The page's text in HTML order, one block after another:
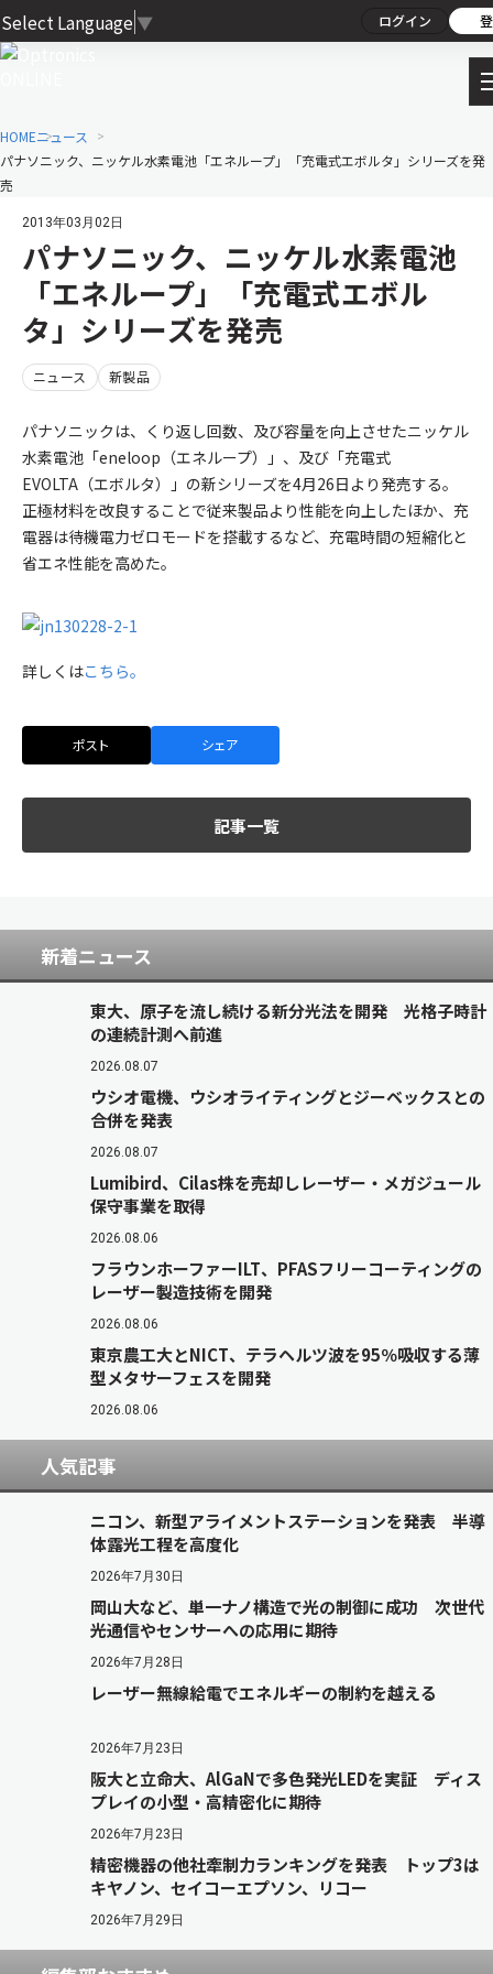
Select Language ▼ ログイン
HOMEニュース
パナソニック、ニッケル水素電池「エネループ」「充電式エボルタ」シリーズを発
売
2013年03月02日
パナソニック、ニッケル水素電池
「エネループ」「充電式エボル
タ」シリーズを発売
ニュース 新製品
パナソニックは、くり返し回数、及び容量を向上させたニッケル
水素電池「eneloop（エネループ）」、及び「充電式
EVOLTA（エボルタ）」の新シリーズを4月26日より発売する。
正極材料を改良することで従来製品より性能を向上したほか、充
電器は待機電力ゼロモードを搭載するなど、充電時間の短縮化と
省エネ性能を高めた。
詳しくはこちら。
ポスト シェア
記事一覧
新着ニュース
東大、原子を流し続ける新分光法を開発 光格子時計
の連続計測へ前進
2026.08.07
ウシオ電機、ウシオライティングとジーベックスとの
合併を発表
2026.08.07
Lumibird、Cilas株を売却しレーザー・メガジュール
保守事業を取得
2026.08.06
フラウンホーファーILT、PFASフリーコーティングの
レーザー製造技術を開発
2026.08.06
東京農工大とNICT、テラヘルツ波を95％吸収する薄
型メタサーフェスを開発
2026.08.06
人気記事
ニコン、新型アライメントステーションを発表 半導
体露光工程を高度化
2026年7月30日
岡山大など、単一ナノ構造で光の制御に成功 次世代
光通信やセンサーへの応用に期待
2026年7月28日
レーザー無線給電でエネルギーの制約を越える
2026年7月23日
阪大と立命大、AlGaNで多色発光LEDを実証 ディス
プレイの小型・高精密化に期待
2026年7月23日
精密機器の他社牽制力ランキングを発表 トップ3は
キヤノン、セイコーエプソン、リコー
2026年7月29日